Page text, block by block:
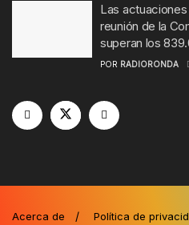
Las
reunión de la
superan los
POR RADIORONDA
Acerca de Política de